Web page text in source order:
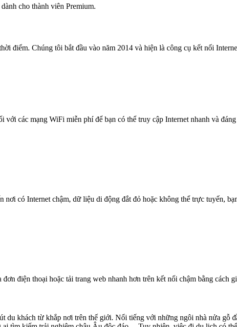
cho thành viên Premium.
điểm. Chúng tôi bắt đầu vào năm 2014 và hiện là công cụ kết nối
các mạng WiFi miễn phí để bạn có thể truy cập Internet nhanh và
có Internet chậm, dữ liệu di động đắt đỏ hoặc không thể trực tuyến,
điện thoại hoặc tải trang web nhanh hơn trên kết nối chậm bằng cách
du khách từ khắp nơi trên thế giới. Nổi tiếng với những ngôi nhà nửa gỗ